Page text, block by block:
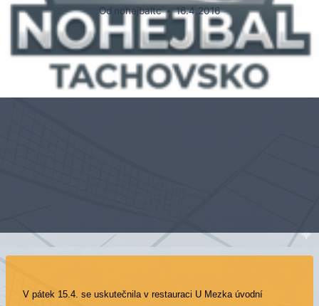
Od nohejbaltc 16.4.2016
V pátek 15.4. se uskutečnila v restauraci U Mezka úvodní